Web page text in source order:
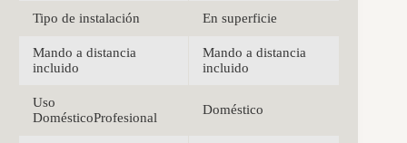
Tipo de instalación En superficie
Mando a distancia
incluido
Mando a distancia
incluido
Uso
DomésticoProfesional
Doméstico